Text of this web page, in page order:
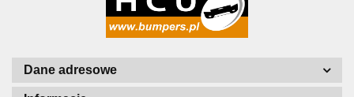
Dane adresowe